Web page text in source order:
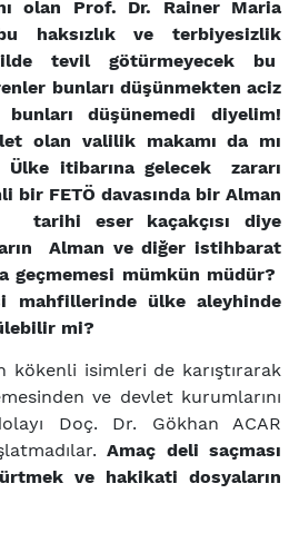
olan Prof. Dr. Rainer Maria
bu haksızlık ve terbiyesizlik
tevil götürmeyecek bu
bunları düşünmekten aciz
düşünemedi diyelim!
olan valilik makamı da mı
itibarına gelecek zararı
bir FETÖ davasında bir Alman
tarihi eser kaçakçısı diye
Alman ve diğer istihbarat
geçmemesi mümkün müdür?
mahfillerinde ülke aleyhinde
mi?
kökenli isimleri de karıştırarak
ve devlet kurumlarını
Doç. Dr. Gökhan ACAR
Amaç deli saçması
ve hakikati dosyaların